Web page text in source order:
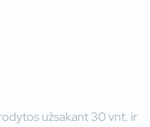
užsakant 30 vnt. ir